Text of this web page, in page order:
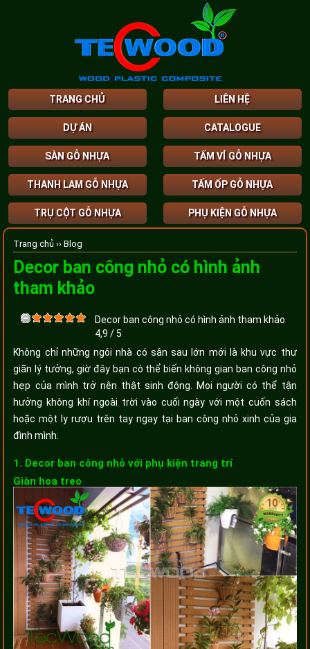
TRANG CHỦ LIÊN HỆ
DỰ ÁN CATALOGUE
SÀN GỖ NHỰA TẤM VỈ GỖ NHỰA
THANH LAM GỖ NHỰA TẤM ỐP GỖ NHỰA
TRỤ CỘT GỖ NHỰA PHỤ KIỆN GỖ NHỰA
Trang chủ ›› Blog
Decor ban công nhỏ có hình ảnh
tham khảo
Decor ban công nhỏ có hình ảnh tham khảo
4,9 / 5
Không chỉ những ngôi nhà có sân sau lớn mới là khu vực thư
giãn lý tưởng, giờ đây bạn có thể biến không gian ban công nhỏ
hẹp của mình trở nên thật sinh động. Mọi người có thể tận
hưởng không khí ngoài trời vào cuối ngày với một cuốn sách
hoặc một ly rượu trên tay ngay tại ban công nhỏ xinh của gia
đình mình.
1. Decor ban công nhỏ với phụ kiện trang trí
Giàn hoa treo